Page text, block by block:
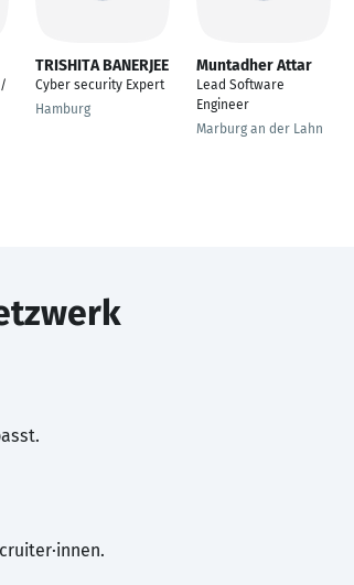
TRISHITA BANERJEE
Cyber security Expert
Hamburg
Muntadher Attar
Lead Software
Engineer
Marburg an der Lahn